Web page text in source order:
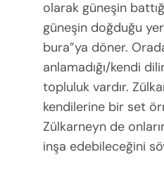
olarak güneşin
güneşin doğduğu
bura”ya döner.
anlamadığı/kendi
topluluk vardır.
kendilerine bir set
Zülkarneyn de
inşa edebileceğini